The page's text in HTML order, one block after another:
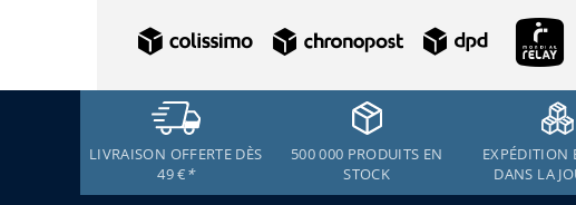
LIVRAISON OFFERTE DÈS
49 €*
500 000 PRODUITS EN
STOCK
EXPÉDITION
DANS LA